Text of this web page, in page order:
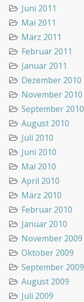
Juni 2011
Mai 2011
März 2011
Februar 2011
Januar 2011
Dezember 2010
November 2010
September 2010
August 2010
Juli 2010
Juni 2010
Mai 2010
April 2010
März 2010
Februar 2010
Januar 2010
November 2009
Oktober 2009
September 2009
August 2009
Juli 2009